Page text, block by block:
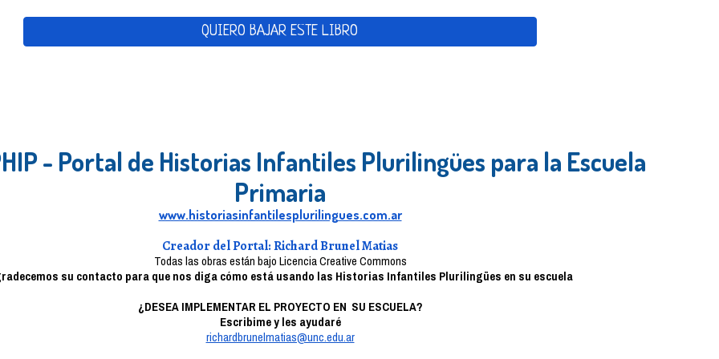
QUIERO BAJAR ESTE LIBRO
- Portal de Historias Infantiles Plurilingües para la Escuela
Primaria
www.historiasinfantilesplurilingues.com.ar
Creador del Portal: Richard Brunel Matias
Todas las obras están bajo Licencia Creative Commons
su contacto para que nos diga cómo está usando las Historias Infantiles Plurilingües en su escuela
¿DESEA IMPLEMENTAR EL PROYECTO EN SU ESCUELA?
Escribime y les ayudaré
richardbrunelmatias@unc.edu.ar